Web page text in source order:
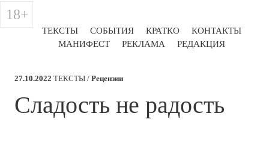
ТЕКСТЫ СОБЫТИЯ КРАТКО
КОНТАКТЫ
МАНИФЕСТ
РЕКЛАМА РЕДАКЦИЯ
18+
27.10.2022 ТЕКСТЫ / Рецензии
​Сладость не радость